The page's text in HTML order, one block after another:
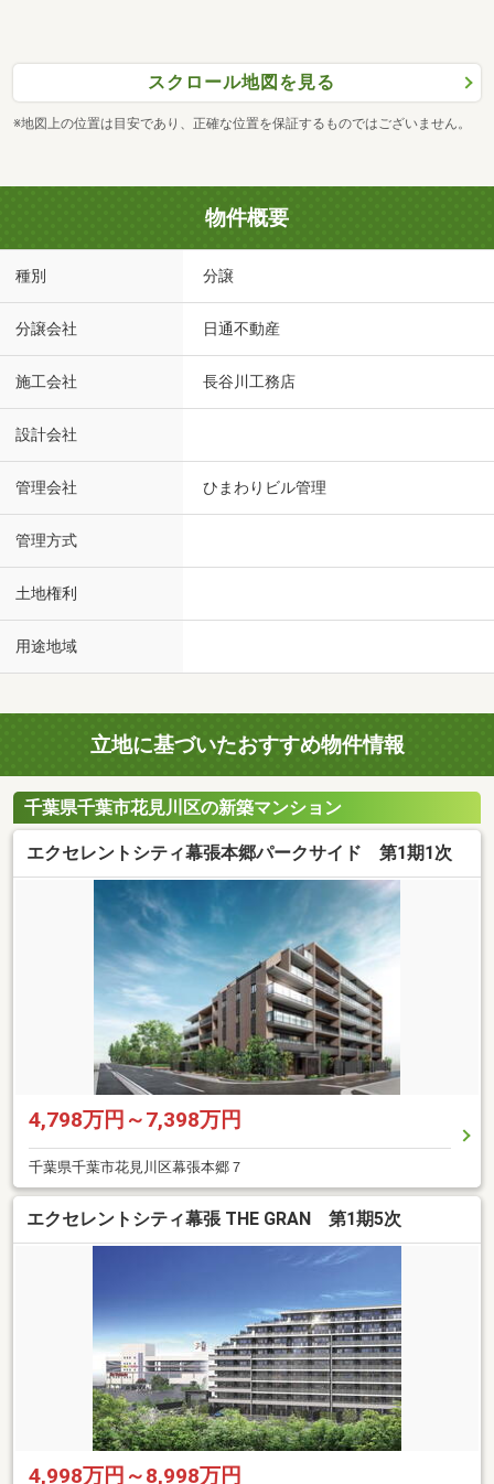
スクロール地図を見る
※地図上の位置は目安であり、正確な位置を保証するものではございません。
物件概要
種別 分譲
分譲会社 日通不動産
施工会社 長谷川工務店
設計会社
管理会社 ひまわりビル管理
管理方式
土地権利
用途地域
立地に基づいたおすすめ物件情報
千葉県千葉市花見川区の新築マンション
エクセレントシティ幕張本郷パークサイド 第1期1次
4,798万円～7,398万円
千葉県千葉市花見川区幕張本郷７
エクセレントシティ幕張 THE GRAN 第1期5次
4,998万円～8,998万円